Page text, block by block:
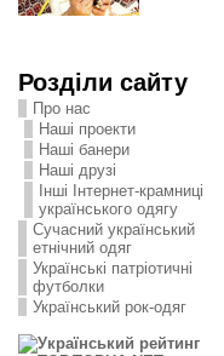
Розділи сайту
Про нас
Наші проекти
Наші банери
Наші друзі
Інші Інтернет-крамниці
українського одягу
Сучасний український
етнічний одяг
Українські патріотичні
футболки
Український рок-одяг